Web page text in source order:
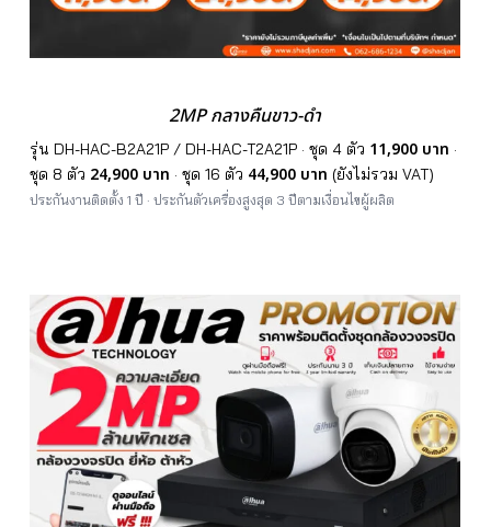
2MP กลางคืนขาว-ดำ
รุ่น DH-HAC-B2A21P / DH-HAC-T2A21P · ชุด 4 ตัว 11,900 บาท ·
ชุด 8 ตัว 24,900 บาท · ชุด 16 ตัว 44,900 บาท (ยังไม่รวม VAT)
ประกันงานติดตั้ง 1 ปี · ประกันตัวเครื่องสูงสุด 3 ปีตามเงื่อนไขผู้ผลิต